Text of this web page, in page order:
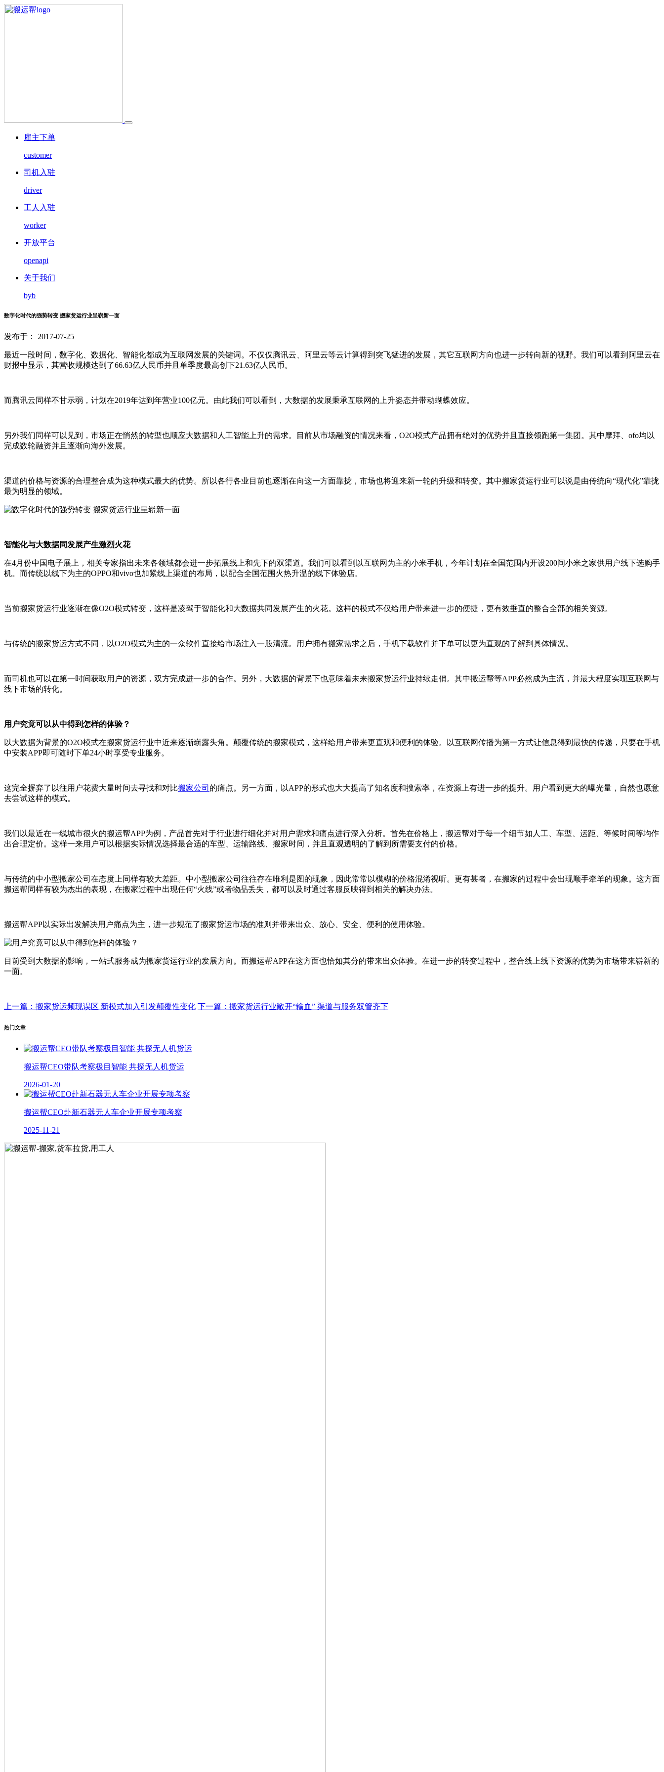
雇主下单
customer
司机入驻
driver
工人入驻
worker
开放平台
openapi
关于我们
byb
数字化时代的强势转变 搬家货运行业呈崭新一面
发布于： 2017-07-25
最近一段时间，数字化、数据化、智能化都成为互联网发展的关键词。不仅仅腾讯云、阿里云等云计算得到突飞猛进的发展，其它互联网方向也进一步转向新的视野。我们可以看到阿里云在
财报中显示，其营收规模达到了66.63亿人民币并且单季度最高创下21.63亿人民币。
而腾讯云同样不甘示弱，计划在2019年达到年营业100亿元。由此我们可以看到，大数据的发展秉承互联网的上升姿态并带动蝴蝶效应。
另外我们同样可以见到，市场正在悄然的转型也顺应大数据和人工智能上升的需求。目前从市场融资的情况来看，O2O模式产品拥有绝对的优势并且直接领跑第一集团。其中摩拜、ofo均以
完成数轮融资并且逐渐向海外发展。
渠道的价格与资源的合理整合成为这种模式最大的优势。所以各行各业目前也逐渐在向这一方面靠拢，市场也将迎来新一轮的升级和转变。其中搬家货运行业可以说是由传统向“现代化”靠拢
最为明显的领域。
智能化与大数据同发展产生激烈火花
在4月份中国电子展上，相关专家指出未来各领域都会进一步拓展线上和先下的双渠道。我们可以看到以互联网为主的小米手机，今年计划在全国范围内开设200间小米之家供用户线下选购手
机。而传统以线下为主的OPPO和vivo也加紧线上渠道的布局，以配合全国范围火热升温的线下体验店。
当前搬家货运行业逐渐在像O2O模式转变，这样是凌驾于智能化和大数据共同发展产生的火花。这样的模式不仅给用户带来进一步的便捷，更有效垂直的整合全部的相关资源。
与传统的搬家货运方式不同，以O2O模式为主的一众软件直接给市场注入一股清流。用户拥有搬家需求之后，手机下载软件并下单可以更为直观的了解到具体情况。
而司机也可以在第一时间获取用户的资源，双方完成进一步的合作。另外，大数据的背景下也意味着未来搬家货运行业持续走俏。其中搬运帮等APP必然成为主流，并最大程度实现互联网与
线下市场的转化。
用户究竟可以从中得到怎样的体验？
以大数据为背景的O2O模式在搬家货运行业中近来逐渐崭露头角。颠覆传统的搬家模式，这样给用户带来更直观和便利的体验。以互联网传播为第一方式让信息得到最快的传递，只要在手机
中安装APP即可随时下单24小时享受专业服务。
这完全摒弃了以往用户花费大量时间去寻找和对比搬家公司 的痛点。另一方面，以APP的形式也大大提高了知名度和搜索率，在资源上有进一步的提升。用户看到更大的曝光量，自然也愿意
去尝试这样的模式。
我们以最近在一线城市很火的搬运帮APP为例，产品首先对于行业进行细化并对用户需求和痛点进行深入分析。首先在价格上，搬运帮对于每一个细节如人工、车型、运距、等候时间等均作
出合理定价。这样一来用户可以根据实际情况选择最合适的车型、运输路线、搬家时间，并且直观透明的了解到所需要支付的价格。
与传统的中小型搬家公司在态度上同样有较大差距。中小型搬家公司往往存在唯利是图的现象，因此常常以模糊的价格混淆视听。更有甚者，在搬家的过程中会出现顺手牵羊的现象。这方面
搬运帮同样有较为杰出的表现，在搬家过程中出现任何“火线”或者物品丢失，都可以及时通过客服反映得到相关的解决办法。
搬运帮APP以实际出发解决用户痛点为主，进一步规范了搬家货运市场的准则并带来出众、放心、安全、便利的使用体验。
目前受到大数据的影响，一站式服务成为搬家货运行业的发展方向。而搬运帮APP在这方面也恰如其分的带来出众体验。在进一步的转变过程中，整合线上线下资源的优势为市场带来崭新的
一面。
上一篇：搬家货运频现误区 新模式加入引发颠覆性变化 下一篇：搬家货运行业敞开“输血” 渠道与服务双管齐下
热门文章
搬运帮CEO带队考察极目智能 共探无人机货运
2026-01-20
搬运帮CEO赴新石器无人车企业开展专项考察
2025-11-21